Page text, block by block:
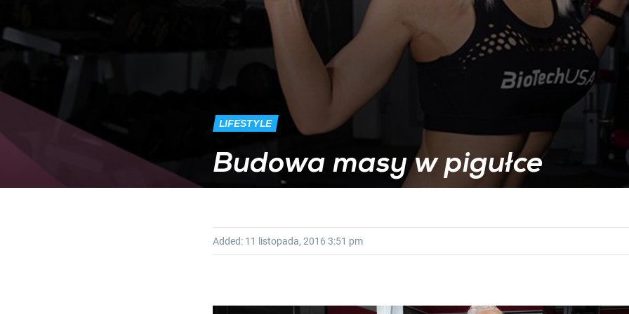
LIFESTYLE
Budowa masy w pigułce
Added: 11 listopada, 2016 3:51 pm